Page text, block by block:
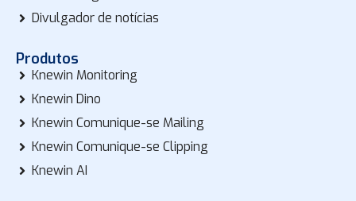
Divulgador de notícias
Produtos
Knewin Monitoring
Knewin Dino
Knewin Comunique-se Mailing
Knewin Comunique-se Clipping
Knewin AI